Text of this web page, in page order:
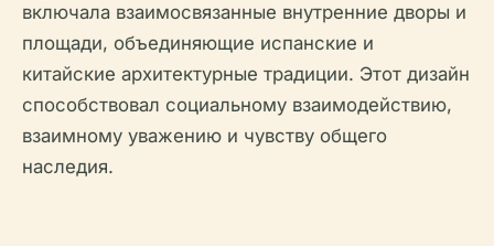
включала взаимосвязанные внутренние дворы и
площади, объединяющие испанские и
китайские архитектурные традиции. Этот дизайн
способствовал социальному взаимодействию,
взаимному уважению и чувству общего
наследия.